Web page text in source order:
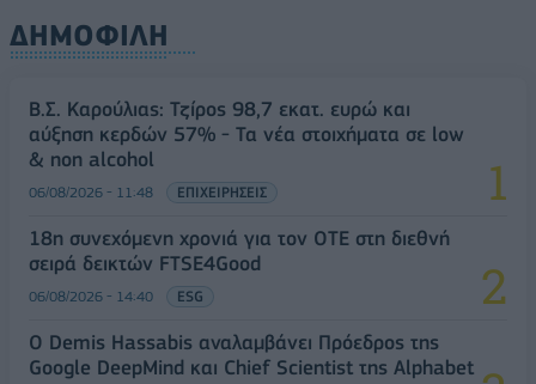
ΔΗΜΟΦΙΛΗ
Β.Σ. Καρούλιας: Τζίρος 98,7 εκατ. ευρώ και
αύξηση κερδών 57% - Τα νέα στοιχήματα σε low
& non alcohol
06/08/2026 - 11:48 ΕΠΙΧΕΙΡΗΣΕΙΣ
18η συνεχόμενη χρονιά για τον ΟΤΕ στη διεθνή
σειρά δεικτών FTSE4Good
06/08/2026 - 14:40 ESG
Ο Demis Hassabis αναλαμβάνει Πρόεδρος της
Google DeepMind και Chief Scientist της Alphabet